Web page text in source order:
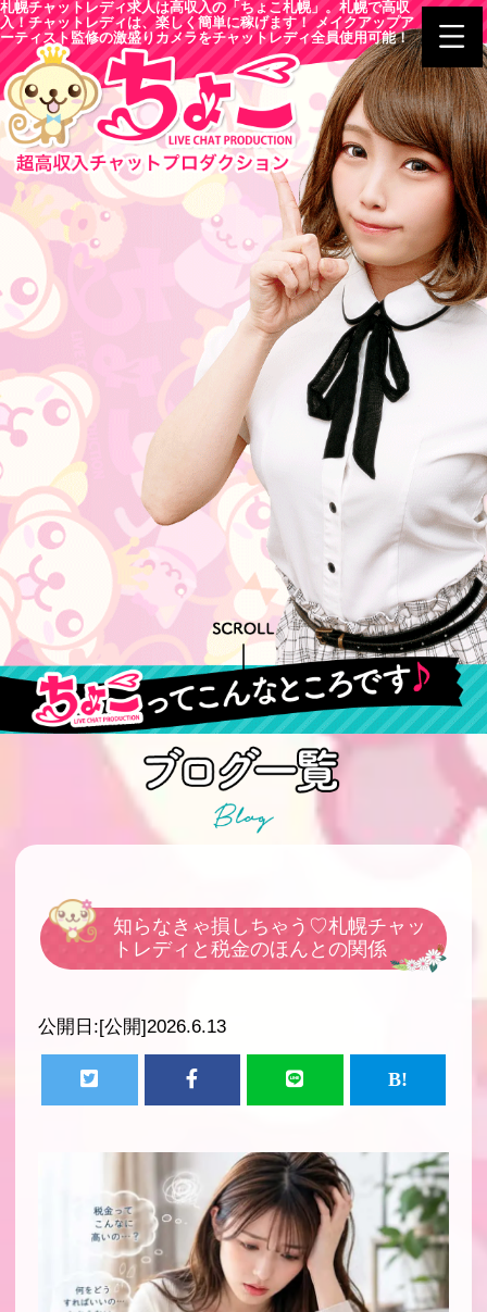
札幌チャットレディ求人は高収入の「ちょこ札幌」。札幌で高収
入！チャットレディは、楽しく簡単に稼げます！ メイクアップア
ーティスト監修の激盛りカメラをチャットレディ全員使用可能！
知らなきゃ損しちゃう♡札幌チャッ
トレディと税金のほんとの関係
公開日:[公開]2026.6.13